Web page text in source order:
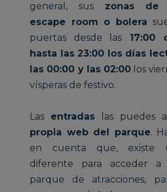
general, sus zonas de
escape room o bolera
puertas desde las 17:00
hasta las 23:00 los días
las 00:00 y las 02:00 los
vísperas de festivo.
Las entradas
las puedes
propia web del parque.
en cuenta que, existe
diferente para acceder
parque de atracciones,